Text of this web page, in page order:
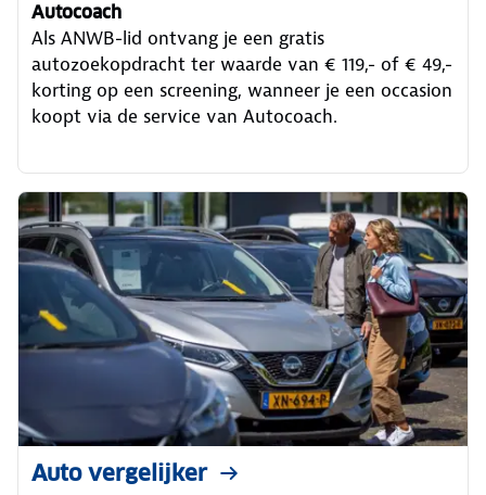
Autocoach
Als ANWB-lid ontvang je een gratis
autozoekopdracht ter waarde van € 119,- of € 49,-
korting op een screening, wanneer je een occasion
koopt via de service van Autocoach.
Auto vergelijker